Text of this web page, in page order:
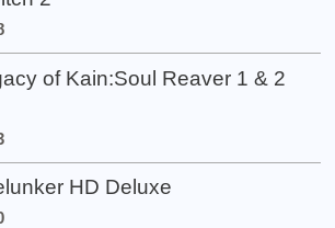
of Kain:Soul Reaver 1 & 2
HD Deluxe